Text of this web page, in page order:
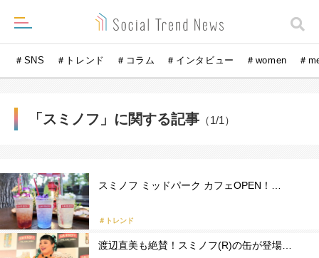
＃SNS ＃トレンド ＃コラム ＃インタビュー ＃women ＃
「スミノフ」に関する記事 （1/1）
スミノフ ミッドパーク カフェOPEN！…
＃トレンド
渡辺直美も絶賛！スミノフ(R)の缶が登場…